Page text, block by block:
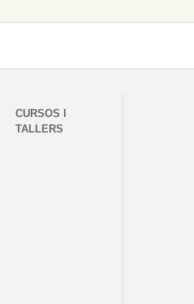
CURSOS I
TALLERS